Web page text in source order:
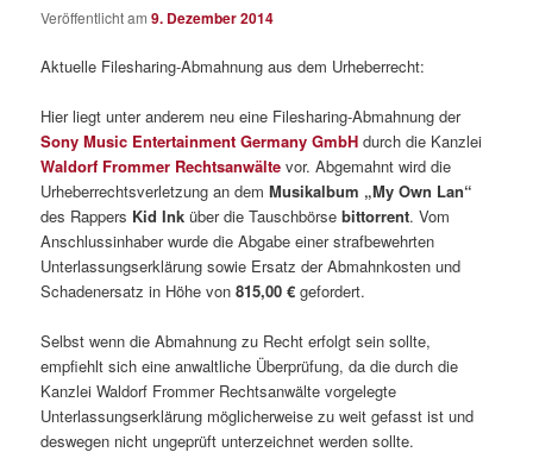
Veröffentlicht am9. Dezember 2014
Aktuelle Filesharing-Abmahnung aus dem Urheberrecht:
Hier liegt unter anderem neu eine Filesharing-Abmahnung der
Sony Music Entertainment Germany GmbH durch die Kanzlei
Waldorf Frommer Rechtsanwälte vor. Abgemahnt wird die
Urheberrechtsverletzung an demMusikalbum „My Own Lan“
des Rappers Kid Ink über die Tauschbörsebittorrent. Vom
Anschlussinhaber wurde die Abgabe einer strafbewehrten
Unterlassungserklärung sowie Ersatz der Abmahnkosten und
Schadenersatz in Höhe von815,00 € gefordert.
Selbst wenn die Abmahnung zu Recht erfolgt sein sollte,
empfiehlt sich eine anwaltliche Überprüfung, da die durch die
Kanzlei Waldorf Frommer Rechtsanwälte vorgelegte
Unterlassungserklärung möglicherweise zu weit gefasst ist und
deswegen nicht ungeprüft unterzeichnet werden sollte.